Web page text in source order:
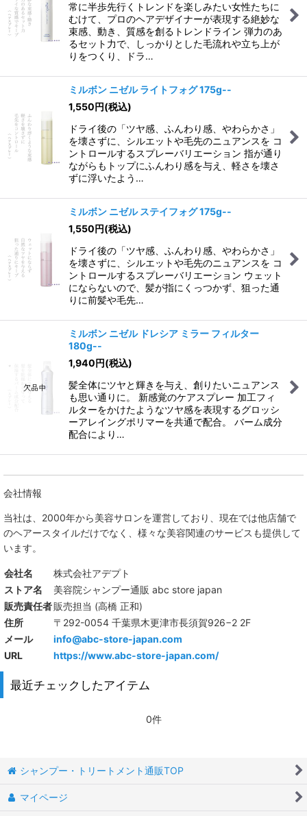
常に半歩先行くトレンドを楽しみたい女性たちに
むけて、プロのヘアデザイナーが表現する絶妙な
束感、動き、質感を創るトレンドライン 弾力のあ
るセット力で、しっかりとした毛流れや立ち上が
りをつくり、ドラ…
ミルボン ニゼル ライトフォグ 175g--
1,550円(税込)
ドライ後の「ツヤ感、ふんわり感、やわらかさ」
を壊さずに、シルエットや毛先のニュアンスを コ
ントロールするスプレーバリエーション 指が通り
ながらもトップにふんわり感を与え、軽さを壊さ
ずに浮いたよう…
ミルボン ニゼル ステイフォグ 175g--
1,550円(税込)
ドライ後の「ツヤ感、ふんわり感、やわらかさ」
を壊さずに、シルエットや毛先のニュアンスを コ
ントロールするスプレーバリエーション ウェット
にならないので、髪が指にくっつかず、狙った通
りに前髪や毛先…
ミルボン ニゼル ドレシア ミラー フィルター
180g--
1,940円(税込)
髪全体にツヤと輝きを与え、創りたいニュアンス
も思い通りに。 新感覚のケアスプレー 加工フィ
ルターをかけたようなツヤ感を表現するグロッシ
ーアレイングポリマーを共通で配合。 バーム成分
配合により…
会社情報
当社は、 2000年から美容サロンを運営しており、現在では他店舗で
のヘアースタイルだけでなく、様々な美容関連のサービスも提供して
います。
会社名
株式会社アデプト
ストア名
美容院シャンプー通販 abc store japan
販売責任者販売担当 (高橋 正和)
住所
〒292-0054 千葉県木更津市長須賀926−2 2F
メール
info@abc-store-japan.com
URL
https://www.abc-store-japan.com/
最近チェックしたアイテム
0件
シャンプー・トリートメント通販TOP
マイページ